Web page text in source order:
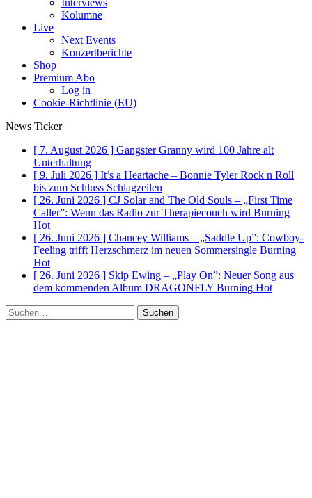
Interviews
Kolumne
Live
Next Events
Konzertberichte
Shop
Premium Abo
Log in
Cookie-Richtlinie (EU)
News Ticker
[ 7. August 2026 ] Gangster Granny wird 100 Jahre alt
Unterhaltung
[ 9. Juli 2026 ] It’s a Heartache – Bonnie Tyler Rock n Roll
bis zum Schluss Schlagzeilen
[ 26. Juni 2026 ] CJ Solar and The Old Souls – „First Time
Caller”: Wenn das Radio zur Therapiecouch wird Burning
Hot
[ 26. Juni 2026 ] Chancey Williams – „Saddle Up”: Cowboy-
Feeling trifft Herzschmerz im neuen Sommersingle Burning
Hot
[ 26. Juni 2026 ] Skip Ewing – „Play On”: Neuer Song aus
dem kommenden Album DRAGONFLY Burning Hot
Suchen
nach: